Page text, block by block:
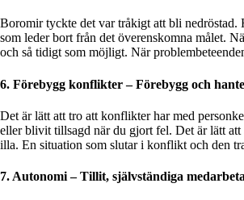
Boromir tyckte det var tråkigt att bli nedröstad.
som leder bort från det överenskomna målet.
och så tidigt som möjligt. När
6. Förebygg konflikter – Förebygg och
Det är lätt att tro att konflikter har med
eller blivit tillsagd när du gjort fel. Det är lätt att
illa. En situation som slutar i konflikt och den
7. Autonomi – Tillit, självständiga